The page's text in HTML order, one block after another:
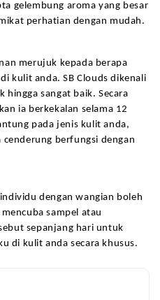
gelembung aroma yang besar
perhatian dengan mudah.
merujuk kepada berapa
kulit anda. SB Clouds dikenali
hingga sangat baik. Secara
ia berkekalan selama 12
pada jenis kulit anda,
cenderung berfungsi dengan
dengan wangian boleh
sampel atau
sepanjang hari untuk
di kulit anda secara khusus.